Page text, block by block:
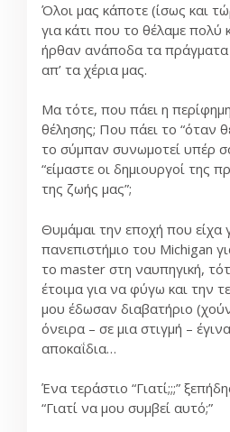
Όλοι μας κάποτε (ίσως και
για κάτι που το θέλαμε πολύ
ήρθαν ανάποδα τα πράγματα
απ’ τα χέρια μας.
Μα τότε, που πάει η
θέλησης; Που πάει το “όταν
το σύμπαν συνωμοτεί υπέρ
“είμαστε οι δημιουργοί της
της ζωής μας”;
Θυμάμαι την εποχή που είχα
πανεπιστήμιο του Michigan
το master στη ναυπηγική,
έτοιμα για να φύγω και την
μου έδωσαν διαβατήριο
όνειρα – σε μια στιγμή –
αποκαΐδια…
Ένα τεράστιο “Γιατί;;;”
“Γιατί να μου συμβεί αυτό;”